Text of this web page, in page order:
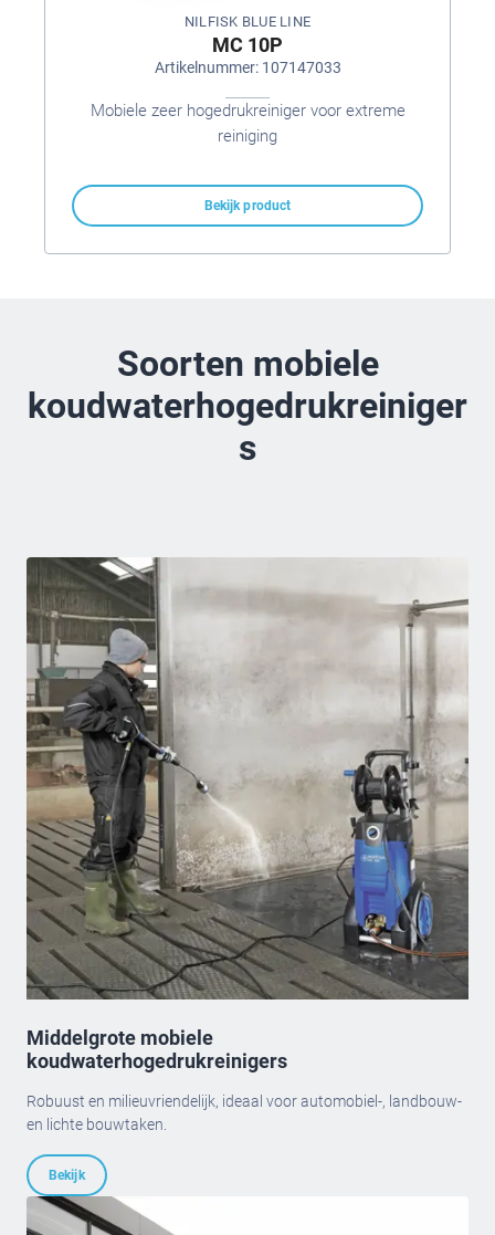
NILFISK BLUE LINE
MC 10P
Artikelnummer: 107147033
Mobiele zeer hogedrukreiniger voor extreme
reiniging
Bekijk product
Soorten mobiele
koudwaterhogedrukreiniger
s
Middelgrote mobiele
koudwaterhogedrukreinigers
Robuust en milieuvriendelijk, ideaal voor automobiel-, landbouw-
en lichte bouwtaken.
Bekijk